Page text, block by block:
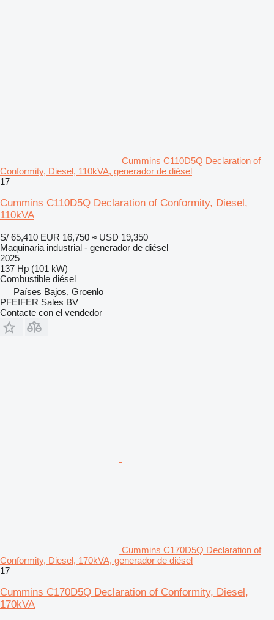
Cummins C110D5Q Declaration of
Conformity, Diesel, 110kVA, generador de diésel
17
Cummins C110D5Q Declaration of Conformity, Diesel,
110kVA
S/ 65,410 EUR 16,750 ≈ USD 19,350
Maquinaria industrial - generador de diésel
2025
137 Hp (101 kW)
Combustible diésel
Países Bajos, Groenlo
PFEIFER Sales BV
Contacte con el vendedor
Cummins C170D5Q Declaration of
Conformity, Diesel, 170kVA, generador de diésel
17
Cummins C170D5Q Declaration of Conformity, Diesel,
170kVA